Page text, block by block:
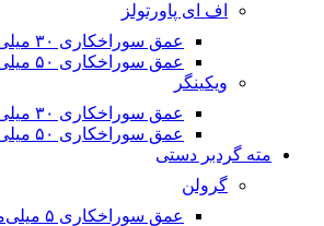
اف ای پاورتولز
عمق سوراخکاری ۳۰ میلی‌متر
عمق سوراخکاری ۵۰ میلی‌متر
ویکینگر
عمق سوراخکاری ۳۰ میلی‌متر
عمق سوراخکاری ۵۰ میلی‌متر
مته گردبر دستی
گرولن
عمق سوراخکاری ۵ میلی‌متر